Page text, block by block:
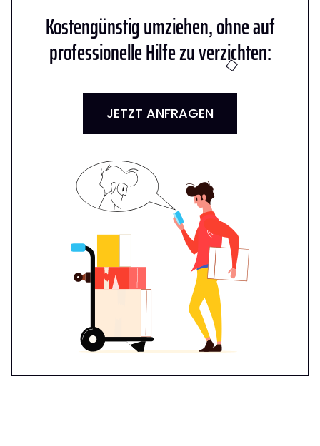
Kostengünstig umziehen, ohne auf
professionelle Hilfe zu verzichten:
JETZT ANFRAGEN